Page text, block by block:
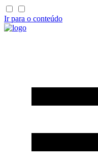
Ir para o conteúdo